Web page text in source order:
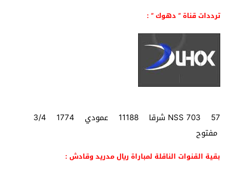
ترددات قناة ” دهوك ” :
مفتوح
بقية القنوات الناقلة لمباراة ريال مدريد وقادش :